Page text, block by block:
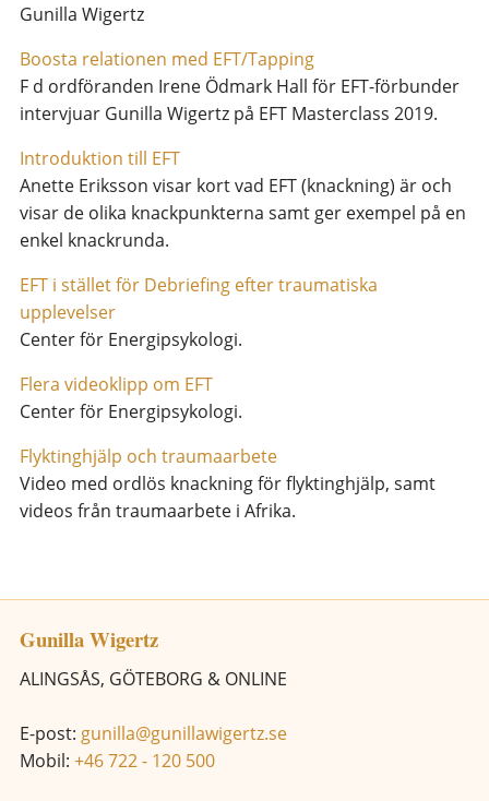
Gunilla Wigertz
Boosta relationen med EFT/Tapping
F d ordföranden Irene Ödmark Hall för EFT-förbunder
intervjuar Gunilla Wigertz på EFT Masterclass 2019.
Introduktion till EFT
Anette Eriksson visar kort vad EFT (knackning) är och
visar de olika knackpunkterna samt ger exempel på en
enkel knackrunda.
EFT i stället för Debriefing efter traumatiska
upplevelser
Center för Energipsykologi.
Flera videoklipp om EFT
Center för Energipsykologi.
Flyktinghjälp och traumaarbete
Video med ordlös knackning för flyktinghjälp, samt
videos från traumaarbete i Afrika.
Gunilla Wigertz
ALINGSÅS, GÖTEBORG & ONLINE
E-post: gunilla@gunillawigertz.se
Mobil: +46 722 - 120 500